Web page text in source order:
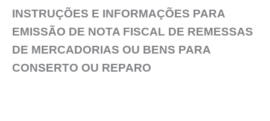
INSTRUÇÕES E INFORMAÇÕES PARA
EMISSÃO DE NOTA FISCAL DE REMESSAS
DE MERCADORIAS OU BENS PARA
CONSERTO OU REPARO